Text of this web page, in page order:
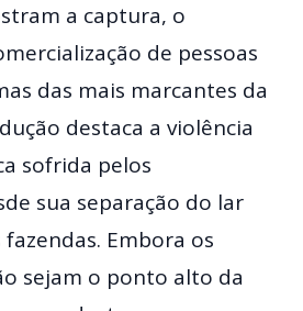
a captura, o
de pessoas
das mais marcantes da
destaca a violência
sofrida pelos
sua separação do lar
Embora os
sejam o ponto alto da